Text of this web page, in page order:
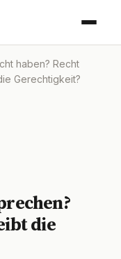
haben? Recht
Gerechtigkeit?
die